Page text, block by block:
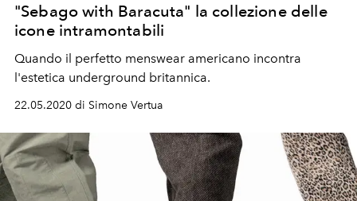
"Sebago with Baracuta" la collezione delle
icone intramontabili
Quando il perfetto menswear americano incontra
l'estetica underground britannica.
22.05.2020 di Simone Vertua